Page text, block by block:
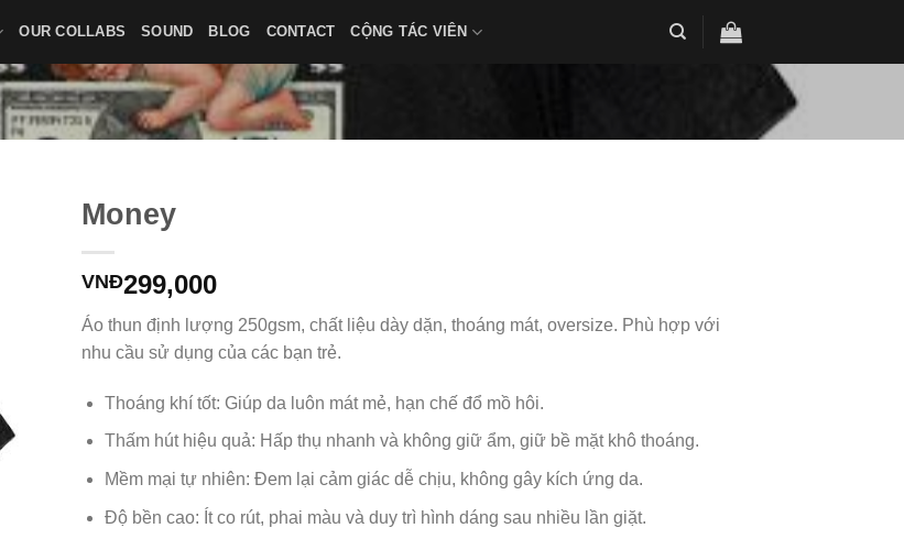
OUR COLLABS SOUND BLOG CONTACT CỘNG TÁC VIÊN
Money
VNĐ299,000
Áo thun định lượng 250gsm, chất liệu dày dặn, thoáng mát, oversize. Phù hợp với
nhu cầu sử dụng của các bạn trẻ.
Thoáng khí tốt: Giúp da luôn mát mẻ, hạn chế đổ mồ hôi.
Thấm hút hiệu quả: Hấp thụ nhanh và không giữ ẩm, giữ bề mặt khô thoáng.
Mềm mại tự nhiên: Đem lại cảm giác dễ chịu, không gây kích ứng da.
Độ bền cao: Ít co rút, phai màu và duy trì hình dáng sau nhiều lần giặt.